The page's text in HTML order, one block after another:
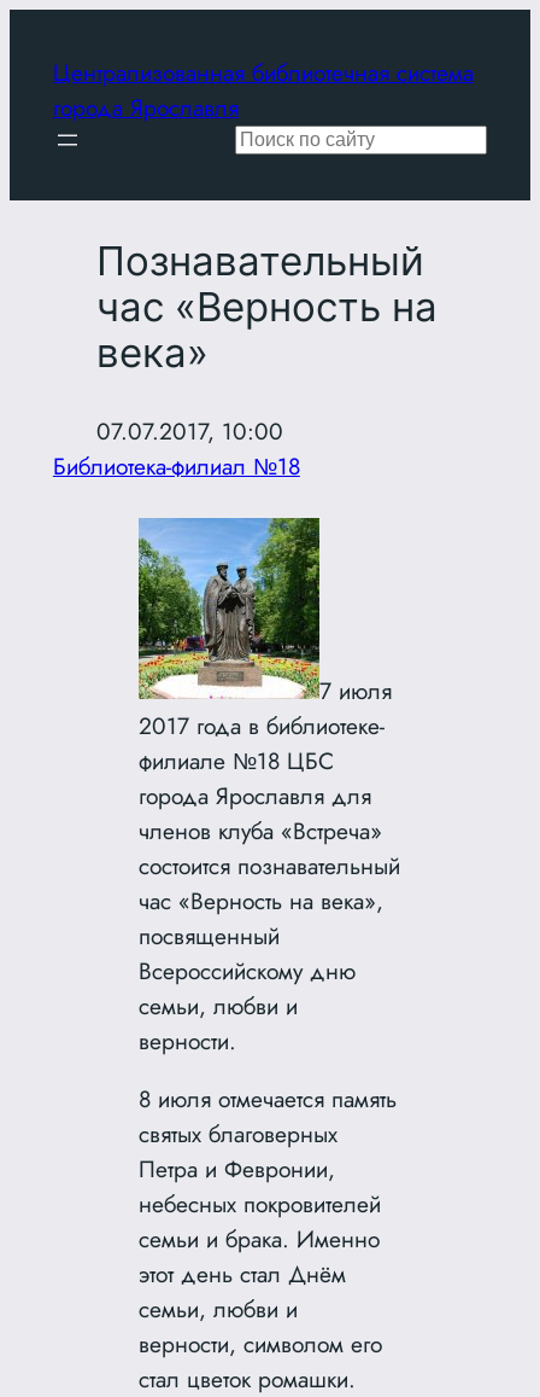
содержимому
Централизованная библиотечная система
города Ярославля
Поиск
Познавательный
час «Верность на
века»
07.07.2017, 10:00
Библиотека-филиал №18
7 июля
2017 года в библиотеке-
филиале №18 ЦБС
города Ярославля для
членов клуба «Встреча»
состоится познавательный
час «Верность на века»,
посвященный
Всероссийскому дню
семьи, любви и
верности.
8 июля отмечается память
святых благоверных
Петра и Февронии,
небесных покровителей
семьи и брака. Именно
этот день стал Днём
семьи, любви и
верности, символом его
стал цветок ромашки.